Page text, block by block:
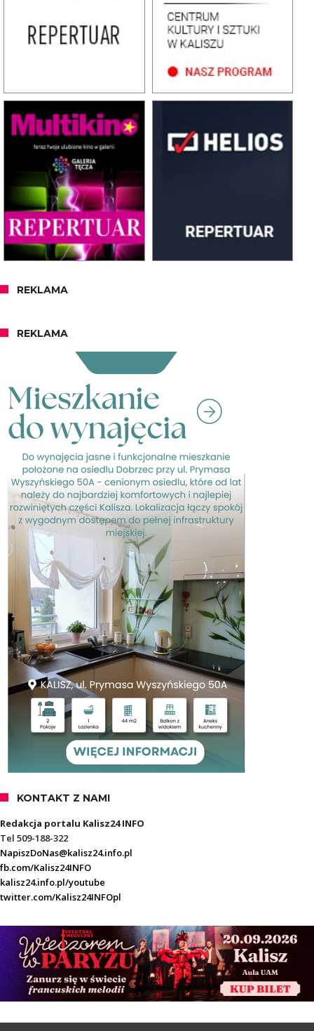
REKLAMA
REKLAMA
KONTAKT Z NAMI
Redakcja portalu Kalisz24 INFO
Tel 509-188-322
NapiszDoNas@kalisz24.info.pl
fb.com/Kalisz24INFO
kalisz24.info.pl/youtube
twitter.com/Kalisz24INFOpl